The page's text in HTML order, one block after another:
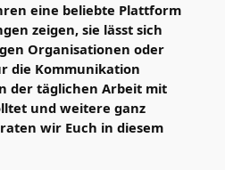
eine beliebte Plattform
zeigen, sie lässt sich
Organisationen oder
die Kommunikation
der täglichen Arbeit mit
und weitere ganz
wir Euch in diesem